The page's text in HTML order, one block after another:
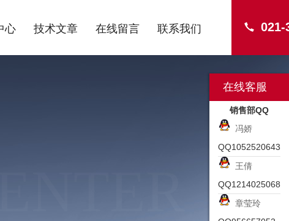
021-
心 技术文章 在线留言 联系我们
在线客服
销售部QQ
冯娇
QQ1052520643
王倩
QQ1214025068
章莹玲